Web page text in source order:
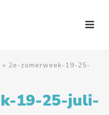
» 2e-zomerweek-19-25-
19-25-juli-